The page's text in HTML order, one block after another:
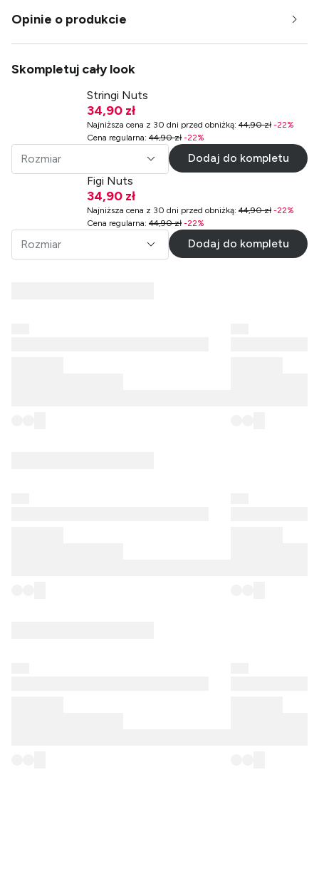
Opinie o produkcie
Skompletuj cały look
Stringi Nuts
34,90 zł
Najniższa cena z 30 dni przed obniżką: 44,90 zł -22%
Cena regularna: 44,90 zł -22%
Rozmiar
Dodaj do kompletu
Figi Nuts
34,90 zł
Najniższa cena z 30 dni przed obniżką: 44,90 zł -22%
Cena regularna: 44,90 zł -22%
Rozmiar Dodaj do kompletu